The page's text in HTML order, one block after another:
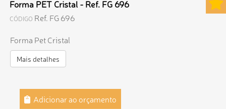
Forma PET Cristal - Ref. FG 696
CÓDIGO Ref. FG 696
Forma Pet Cristal
Mais detalhes
Adicionar ao orçamento